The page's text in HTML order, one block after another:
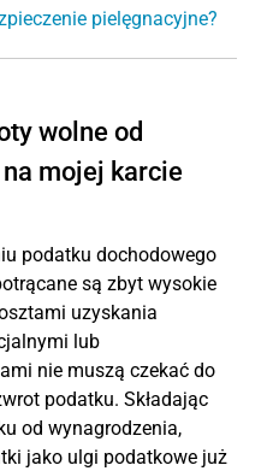
pielęgnacyjne?
wolne od
mojej karcie
podatku dochodowego
są zbyt wysokie
uzyskania
lub
nie muszą czekać do
podatku. Składając
od wynagrodzenia,
jako ulgi podatkowe już